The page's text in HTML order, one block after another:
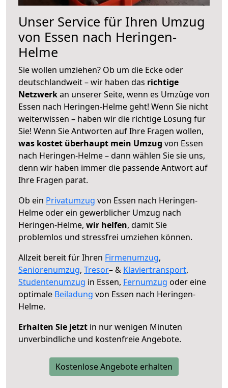
Unser Service für Ihren Umzug
von Essen nach Heringen-
Helme
Sie wollen umziehen? Ob um die Ecke oder
deutschlandweit – wir haben das richtige
Netzwerkan unserer Seite, wenn es Umzüge von
Essen nach Heringen-Helme geht! Wenn Sie nicht
weiterwissen – haben wir die richtige Lösung für
Sie! Wenn Sie Antworten auf Ihre Fragen wollen,
was kostet überhaupt mein Umzug von Essen
nach Heringen-Helme – dann wählen Sie sie uns,
denn wir haben immer die passende Antwort auf
Ihre Fragen parat.
Ob ein Privatumzug von Essen nach Heringen-
Helme oder ein gewerblicher Umzug nach
Heringen-Helme, wir helfen, damit Sie
problemlos und stressfrei umziehen können.
Allzeit bereit für Ihren Firmenumzug,
Seniorenumzug, Tresor– & Klaviertransport,
Studentenumzug in Essen, Fernumzug oder eine
optimale Beiladung von Essen nach Heringen-
Helme.
Erhalten Sie jetzt in nur wenigen Minuten
unverbindliche und kostenfreie Angebote.
Kostenlose Angebote erhalten